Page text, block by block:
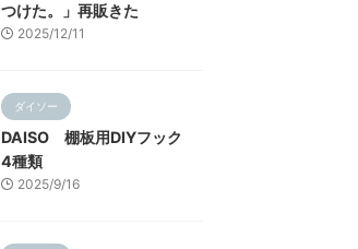
つけた。」再販きた
2025/12/11
ダイソー
DAISO 棚板用DIYフック
4種類
2025/9/16